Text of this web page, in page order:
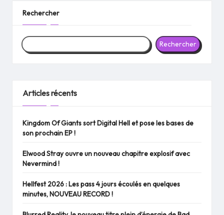
Rechercher
Rechercher
Articles récents
Kingdom Of Giants sort Digital Hell et pose les bases de
son prochain EP !
Elwood Stray ouvre un nouveau chapitre explosif avec
Nevermind !
Hellfest 2026 : Les pass 4 jours écoulés en quelques
minutes, NOUVEAU RECORD !